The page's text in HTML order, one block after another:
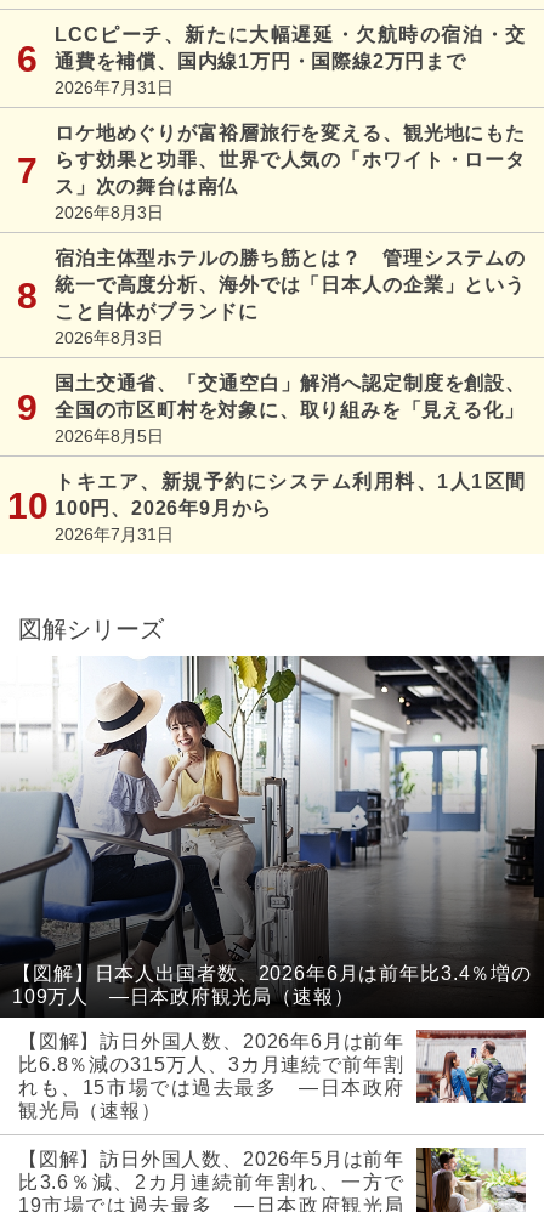
LCCピーチ、新たに大幅遅延・欠航時の宿泊・交
通費を補償、国内線1万円・国際線2万円まで
2026年7月31日
ロケ地めぐりが富裕層旅行を変える、観光地にもた
らす効果と功罪、世界で人気の「ホワイト・ロータ
ス」次の舞台は南仏
2026年8月3日
宿泊主体型ホテルの勝ち筋とは？ 管理システムの
統一で高度分析、海外では「日本人の企業」という
こと自体がブランドに
2026年8月3日
国土交通省、「交通空白」解消へ認定制度を創設、
全国の市区町村を対象に、取り組みを「見える化」
2026年8月5日
トキエア、新規予約にシステム利用料、1人1区間
100円、2026年9月から
2026年7月31日
図解シリーズ
【図解】日本人出国者数、2026年6月は前年比3.4％増の
109万人 ―日本政府観光局（速報）
【図解】訪日外国人数、2026年6月は前年
比6.8％減の315万人、3カ月連続で前年割
れも、15市場では過去最多 ―日本政府
観光局（速報）
【図解】訪日外国人数、2026年5月は前年
比3.6％減、2カ月連続前年割れ、一方で
19市場では過去最多 ―日本政府観光局